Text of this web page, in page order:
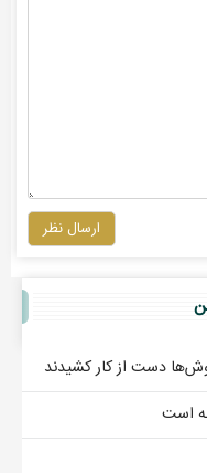
ارسال نظر
دست از کار کشیدند
است